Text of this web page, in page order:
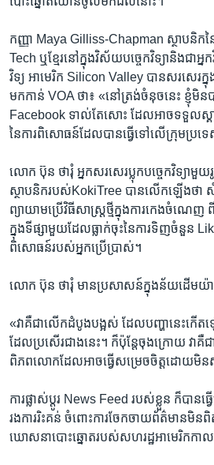
កញ្ញា​ ​Maya Gilliss-Chapman​ ​ស្ថាបនិក​ន
Tech​ ​ឬ​ខ្មែរ​នៅ​ក្នុង​វិស័យ​បច្ចេក​វិទ្យា​និង​ជា​អ្ន
វិទ្យ​ ​អាមេរិក​ Silicon Valley​ ​បាន​សរសេរ​ក្
មកកាន់​ ​VOA​ ​ថា៖​ ​«នៅ​ត្រង់​ចំនុច​នេះ​ ​ខ្ញុំ​មិន​
Facebook ទាល់​តែ​សោះ​ ​ដែល​អាច​ទទួល​ស្
នៃ​ការ​ពិសោធន៍​ដែល​បាន​ធ្វើ​ទៅ​លើ​ក្រុម​ប្រទ
លោក​ ​ប៊ុន ថារុំ​ ​អ្នក​សរសេរ​ប្លុកបច្ចេកវិទ្យា​មួយ​
ស្ថាបនិក​របស់​KokiTree​ ​បាន​លើក​ឡើង​ថា​ ​សំ
ព្យាយាម​ប្រើវិធីសាស្ត្រ​ថ្មី​ក្នុង​ការកេង​ចំណេញ​
ក្នុង​ទី​ផ្សា​មួយ​ដែល​ធ្លាក់​ចុះ​នៃ​ការទិញ​ចំនួន​
ពិសោធន៍​របស់​អ្នក​ប្រើ​ប្រាស់។​
លោក ​ប៊ុន ថារុំ មាន​ប្រសាសន៍​ក្នុង​ន័យ​ដើម​យ៉ាង​
«វា​គឺ​ជា​លើក​ដំបូង​បង្អស់​ ​ដែល​បញ្ហា​នេះ​កើត​ឡ
ដែល​ប្រសើរ​ជាង​នេះ។​ ក៏​ប៉ុន្តែ​ចុងក្រោយ​ ​វា​គឺ​ជ
ពិភព​លោក​ដែល​អាច​ធ្វើ​សម្រេច​ចិត្តដោយ​មិន​
ការ​ផ្លាស់​ប្តូរ​ ​News Feed​ ​របស់​ខ្លួន​ ​ក៏​បាន​
រង​ការរិះគន់​ ​ចំពោះ​ការ​ចែក​ចាយ​ព័ត៌មាន​មិន​
ឃោសនា​បោះឆ្នោត​របស់​សហរដ្ឋ​អាមេរិក​កា